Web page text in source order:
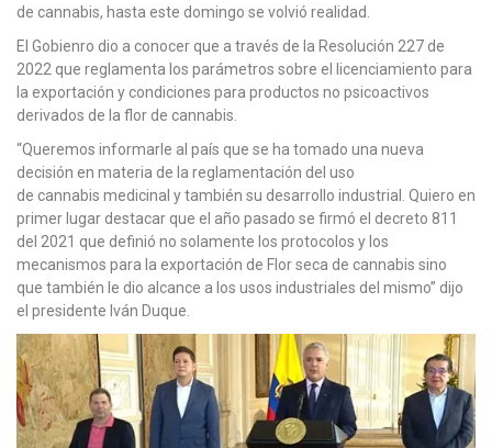
de cannabis, hasta este domingo se volvió realidad.
El Gobienro dio a conocer que a través de la Resolución 227 de
2022 que reglamenta los parámetros sobre el licenciamiento para
la exportación y condiciones para productos no psicoactivos
derivados de la flor de cannabis.
“Queremos informarle al país que se ha tomado una nueva
decisión en materia de la reglamentación del uso
de cannabis medicinal y también su desarrollo industrial. Quiero en
primer lugar destacar que el año pasado se firmó el decreto 811
del 2021 que definió no solamente los protocolos y los
mecanismos para la exportación de Flor seca de cannabis sino
que también le dio alcance a los usos industriales del mismo” dijo
el presidente Iván Duque.